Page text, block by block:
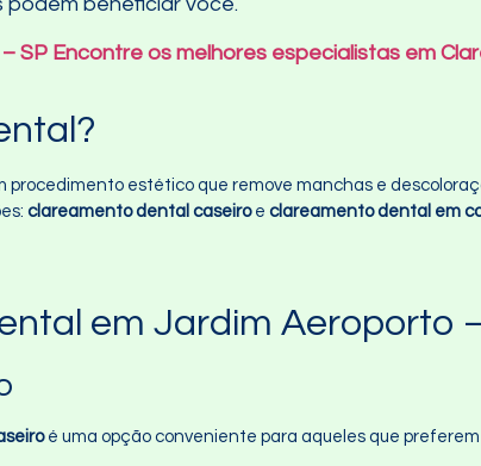
SP Encontre os melhores especialistas em
estético que remove manchas e
clareamento dental caseiroe clareamento dental em
em Jardim Aeroporto
é uma opção conveniente para aqueles que